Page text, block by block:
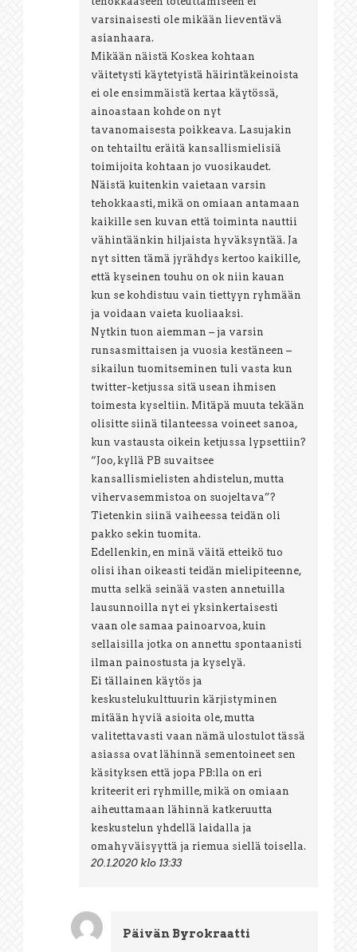
varsinaisesti ole mikään lieventävä
asianhaara.
Mikään näistä Koskea kohtaan
väitetysti käytetyistä häirintäkeinoista
ei ole ensimmäistä kertaa käytössä,
ainoastaan kohde on nyt
tavanomaisesta poikkeava. Lasujakin
on tehtailtu eräitä kansallismielisiä
toimijoita kohtaan jo vuosikaudet.
Näistä kuitenkin vaietaan varsin
tehokkaasti, mikä on omiaan antamaan
kaikille sen kuvan että toiminta nauttii
vähintäänkin hiljaista hyväksyntää. Ja
nyt sitten tämä jyrähdys kertoo kaikille,
että kyseinen touhu on ok niin kauan
kun se kohdistuu vain tiettyyn ryhmään
ja voidaan vaieta kuoliaaksi.
Nytkin tuon aiemman – ja varsin
runsasmittaisen ja vuosia kestäneen –
sikailun tuomitseminen tuli vasta kun
twitter-ketjussa sitä usean ihmisen
toimesta kyseltiin. Mitäpä muuta tekään
olisitte siinä tilanteessa voineet sanoa,
kun vastausta oikein ketjussa lypsettiin?
“Joo, kyllä PB suvaitsee
kansallismielisten ahdistelun, mutta
vihervasemmistoa on suojeltava”?
Tietenkin siinä vaiheessa teidän oli
pakko sekin tuomita.
Edellenkin, en minä väitä etteikö tuo
olisi ihan oikeasti teidän mielipiteenne,
mutta selkä seinää vasten annetuilla
lausunnoilla nyt ei yksinkertaisesti
vaan ole samaa painoarvoa, kuin
sellaisilla jotka on annettu spontaanisti
ilman painostusta ja kyselyä.
Ei tällainen käytös ja
keskustelukulttuurin kärjistyminen
mitään hyviä asioita ole, mutta
valitettavasti vaan nämä ulostulot tässä
asiassa ovat lähinnä sementoineet sen
käsityksen että jopa PB:lla on eri
kriteerit eri ryhmille, mikä on omiaan
aiheuttamaan lähinnä katkeruutta
keskustelun yhdellä laidalla ja
omahyväisyyttä ja riemua siellä toisella.
20.1.2020 klo 13:33
Päivän Byrokraatti